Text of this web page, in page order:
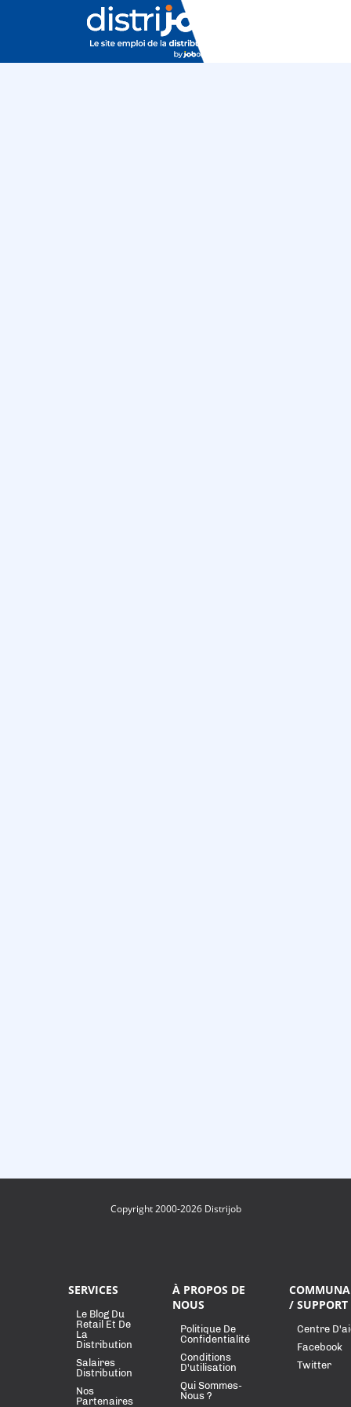
Copyright 2000-2026 Distrijob
SERVICES
Le Blog Du
Retail Et De
La
Distribution
Salaires
Distribution
Nos
Partenaires
À PROPOS DE
NOUS
Politique De
Confidentialité
Conditions
D'utilisation
Qui Sommes-
Nous ?
/ SUPPORT
Centre
Facebook
Twitter